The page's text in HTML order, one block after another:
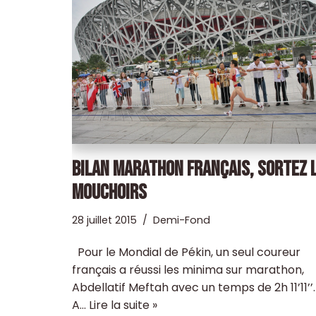
BILAN MARATHON FRANÇAIS, SORTEZ
MOUCHOIRS
28 juillet 2015 Demi-Fond
Pour le Mondial de Pékin, un seul coureur
français a réussi les minima sur marathon,
Abdellatif Meftah avec un temps de 2h 11’11’’.
A… Lire la suite »